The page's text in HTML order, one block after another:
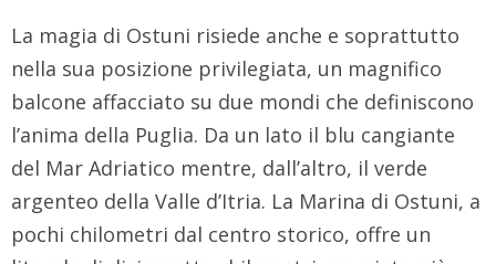
La magia di Ostuni risiede anche e soprattutto
nella sua posizione privilegiata, un magnifico
balcone affacciato su due mondi che definiscono
l’anima della Puglia. Da un lato il blu cangiante
del Mar Adriatico mentre, dall’altro, il verde
argenteo della Valle d’Itria. La Marina di Ostuni, a
pochi chilometri dal centro storico, offre un